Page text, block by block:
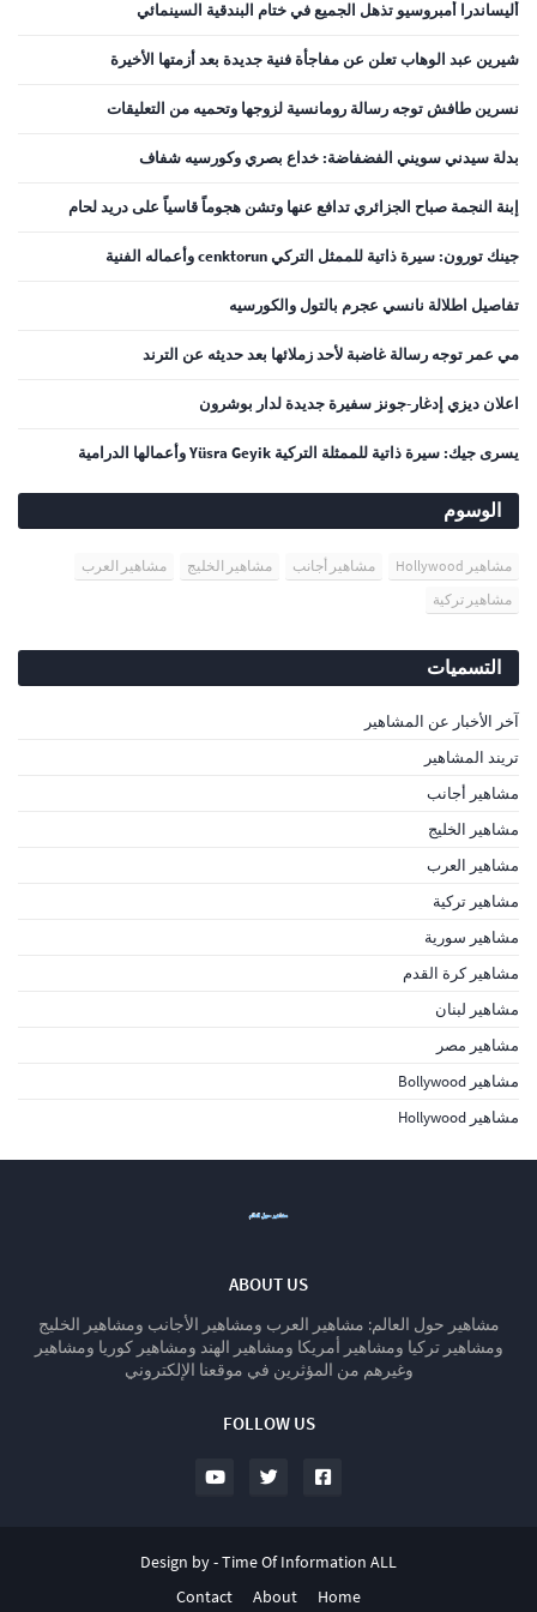
أليساندرا أمبروسيو تذهل الجميع في ختام البندقية السينمائي
شيرين عبد الوهاب تعلن عن مفاجأة فنية جديدة بعد أزمتها الأخيرة
نسرين طافش توجه رسالة رومانسية لزوجها وتحميه من التعليقات
بدلة سيدني سويني الفضفاضة: خداع بصري وكورسيه شفاف
إبنة النجمة صباح الجزائري تدافع عنها وتشن هجوماً قاسياً على دريد لحام
جينك تورون: سيرة ذاتية للممثل التركي cenktorun وأعماله الفنية
تفاصيل اطلالة نانسي عجرم بالتول والكورسيه
مي عمر توجه رسالة غاضبة لأحد زملائها بعد حديثه عن الترند
اعلان ديزي إدغار-جونز سفيرة جديدة لدار بوشرون
يسرى جيك: سيرة ذاتية للممثلة التركية Yüsra Geyik وأعمالها الدرامية
الوسوم
مشاهير Hollywood مشاهير أجانب مشاهير الخليج
مشاهير العرب
مشاهير تركية
التسميات
آخر الأخبار عن المشاهير
تريند المشاهير
مشاهير أجانب
مشاهير الخليج
مشاهير العرب
مشاهير تركية
مشاهير سورية
مشاهير كرة القدم
مشاهير لبنان
مشاهير مصر
مشاهير Bollywood
مشاهير Hollywood
ABOUT US
مشاهير حول العالم: مشاهير العرب ومشاهير الأجانب ومشاهير الخليج
ومشاهير تركيا ومشاهير أمريكا ومشاهير الهند ومشاهير كوريا ومشاهير
وغيرهم من المؤثرين في موقعنا الإلكتروني
FOLLOW US
Design by -Time Of Information ALL
Home
About
Contact